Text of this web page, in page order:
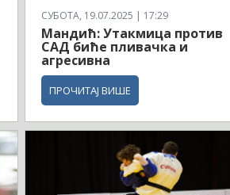
СУБОТА, 19.07.2025 | 17:29
Мандић: Утакмица против
САД биће пливачка и
агресивна
ПРОЧИТАЈ ВИШЕ